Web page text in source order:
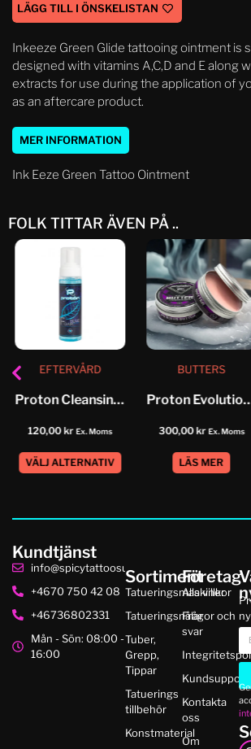
LÄGG TILL I ÖNSKELISTAN
Inkeeze Green Glide tattooing ointment is
designed with vitamins A,C,D and E along
extracts for use during the application of
as an aftercare product.
MER INFORMATION
Ink Eeze Green Tattoo Ointment
FOLK TITTAR ÄVEN PÅ ..
EFTERVÅRD
Proton Cleansing Foamer
120,00kr Ex. Moms
VÄLJ ALTERNATIV
BUTTERS
Proton
300,00kr Ex. Moms
LÄS MER
Kundtjänst
info@spicytattoosupplies.se
+4670 750 42 08
+46736802331
Mån - Sön: 08:00 -
16:00
Sortiment
Tatueringsmaskiner
Tatueringsnålar
Tuber,
Grepp,
Tippar
Tatuerings
tillbehör
Konstmaterial
Företag
Alla villkor
Frågor och
svar
Kundsupport
Kontakta
oss
Om